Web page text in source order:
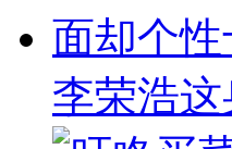
李荣浩